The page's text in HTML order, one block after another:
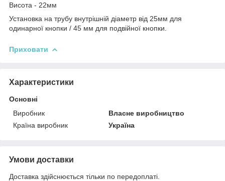
Висота - 22мм
Установка на трубу внутрішній діаметр від 25мм для
одинарної кнопки / 45 мм для подвійної кнопки.
Приховати
Характеристики
Основні
Виробник
Власне виробництво
Країна виробник
Україна
Умови доставки
Доставка здійснюється тільки по передоплаті.